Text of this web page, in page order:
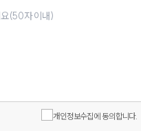
개인정보수집에 동의합니다.